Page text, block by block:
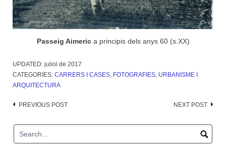
Passeig Aimerica principis dels anys 60 (s.XX)
UPDATED: juliol de 2017
CATEGORIES: CARRERS I CASES, FOTOGRAFIES, URBANISME I
ARQUITECTURA
Post
PREVIOUS POST NEXT POST